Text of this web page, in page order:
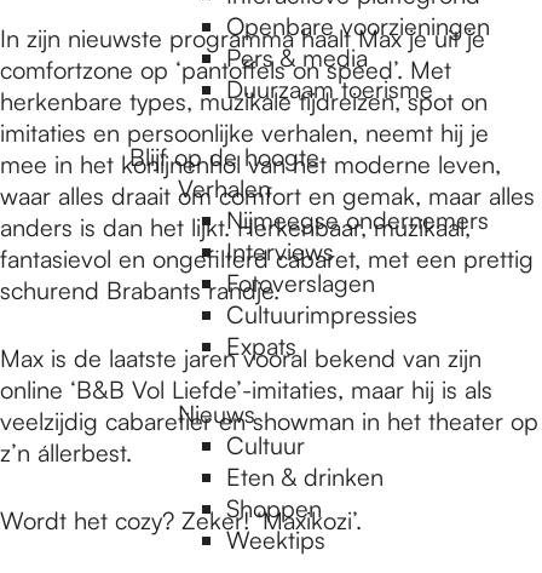
Openbare voorzieningen
Pers & media
Duurzaam toerisme
Blijf op de hoogte
Verhalen
Nijmeegse ondernemers
Interviews
Fotoverslagen
Cultuurimpressies
Expats
Nieuws
Cultuur
Eten & drinken
Shoppen
Weektips
In zijn nieuwste programma haalt Max je uit je
comfortzone op ‘pantoffels on speed’. Met
herkenbare types, muzikale tijdreizen, spot on
imitaties en persoonlijke verhalen, neemt hij je
mee in het konijnenhol van het moderne leven,
waar alles draait om comfort en gemak, maar alles
anders is dan het lijkt. Herkenbaar, muzikaal,
fantasievol en ongefilterd cabaret, met een prettig
schurend Brabants randje.
Max is de laatste jaren vooral bekend van zijn
online ‘B&B Vol Liefde’-imitaties, maar hij is als
veelzijdig cabaretier en showman in het theater op
z’n állerbest.
Wordt het cozy? Zeker! ‘Maxikozi’.